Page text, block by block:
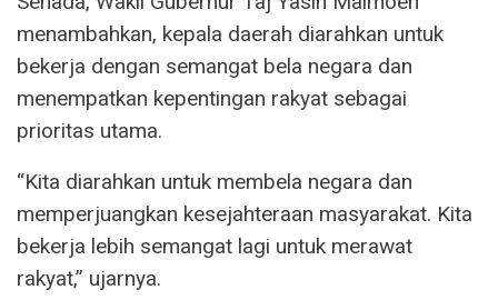
menambahkan, kepala daerah diarahkan untuk
bekerja dengan semangat bela negara dan
menempatkan kepentingan rakyat sebagai
prioritas utama.
“Kita diarahkan untuk membela negara dan
memperjuangkan kesejahteraan masyarakat. Kita
bekerja lebih semangat lagi untuk merawat
rakyat,” ujarnya.